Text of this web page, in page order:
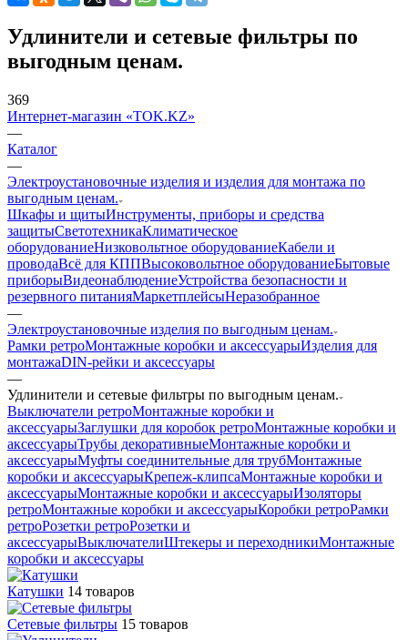
Удлинители и сетевые фильтры по
выгодным ценам.
369
Интернет-магазин «TOK.KZ»
—
Каталог
—
Электроустановочные изделия и изделия для монтажа по
выгодным ценам.
Шкафы и щитыИнструменты, приборы и средства
защитыСветотехникаКлиматическое
оборудованиеНизковольтное оборудованиеКабели и
проводаВсё для КППВысоковольтное оборудованиеБытовые
приборыВидеонаблюдениеУстройства безопасности и
резервного питанияМаркетплейсыНеразобранное
—
Электроустановочные изделия по выгодным ценам.
Рамки ретроМонтажные коробки и аксессуарыИзделия для
монтажаDIN-рейки и аксессуары
—
Удлинители и сетевые фильтры по выгодным ценам.
Выключатели ретроМонтажные коробки и
аксессуарыЗаглушки для коробок ретроМонтажные коробки и
аксессуарыТрубы декоративныеМонтажные коробки и
аксессуарыМуфты соединительные для трубМонтажные
коробки и аксессуарыКрепеж-клипсаМонтажные коробки и
аксессуарыМонтажные коробки и аксессуарыИзоляторы
ретроМонтажные коробки и аксессуарыКоробки ретроРамки
ретроРозетки ретроРозетки и
аксессуарыВыключателиШтекеры и переходникиМонтажные
коробки и аксессуары
Катушки 14 товаров
Сетевые фильтры 15 товаров